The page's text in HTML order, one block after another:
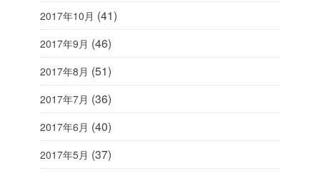
2017年10月 (41)
2017年9月 (46)
2017年8月 (51)
2017年7月 (36)
2017年6月 (40)
2017年5月 (37)